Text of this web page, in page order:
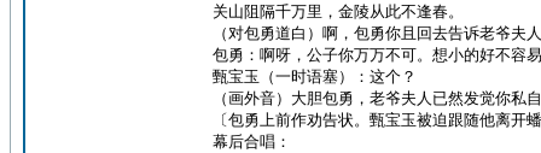
关山阻隔千万里，金陵从此不逢春。
（对包勇道白）啊，包勇你且回去告诉老爷
包勇：啊呀，公子你万万不可。想小的好不容
甄宝玉（一时语塞）：这个？
（画外音）大胆包勇，老爷夫人已然发觉你
〔包勇上前作劝告状。甄宝玉被迫跟随他离开
幕后合唱：